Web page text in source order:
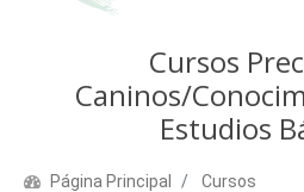
Cursos
Caninos/
Estudios
Página Principal
Cursos